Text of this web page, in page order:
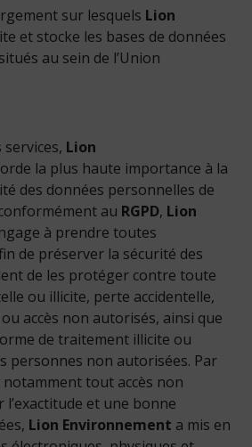
sur lesquels Lion
et stocke les bases de données
au sein de l’Union
services, Lion
la plus haute importance à la
des données personnelles de
au RGPD, Lion
à prendre toutes
de préserver la sécurité des
de les protéger contre toute
ou illicite, perte accidentelle,
accès non autorisés, ainsi que
de traitement illicite ou
personnes non autorisées. Par
notamment tout accès non
et une bonne
Lion Environnement a mis en